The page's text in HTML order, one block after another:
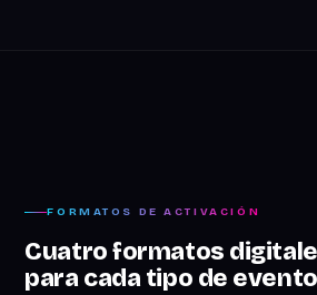
FORMATOS DE ACTIVACIÓN
Cuatro formatos
para cada tipo de evento